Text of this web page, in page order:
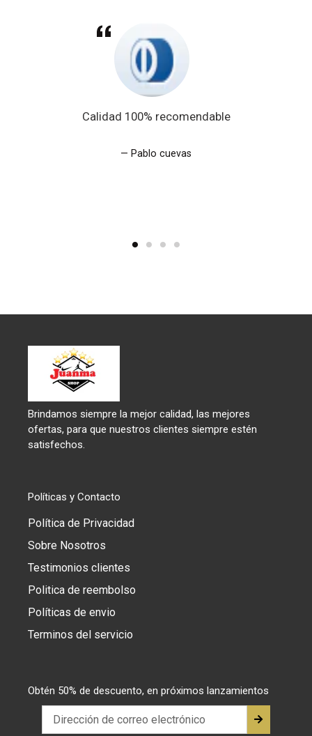
Calidad 100% recomendable
Pablo cuevas
Brindamos siempre la mejor calidad, las mejores
ofertas, para que nuestros clientes siempre estén
satisfechos.
Políticas y Contacto
Política de Privacidad
Sobre Nosotros
Testimonios clientes
Politica de reembolso
Políticas de envio
Terminos del servicio
Obtén 50% de descuento, en próximos lanzamientos